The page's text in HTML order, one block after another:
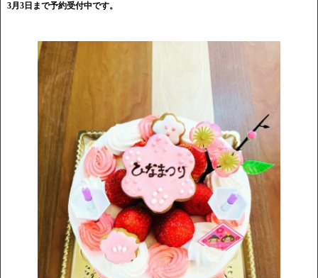
3月3日まで予約受付中です。